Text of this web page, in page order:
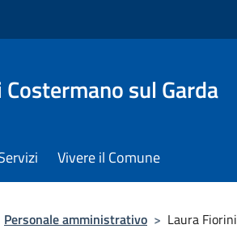
sul Garda
Vivere il Comune
Personale amministrativo > Laura Fiorini